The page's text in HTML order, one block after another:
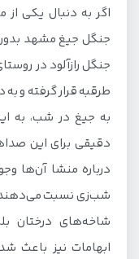
اگر به دنبال یکی از
جنگل جیغ مشهد
جنگل رازآلود در
طرقبه قرار گرفته و
به جیغ در شب، به
دقیقی برای این
درباره منشا آن‌ها
شب‌زی نسبت می‌دهند و
شاخه‌های درختان
ابهامات نیز باعث